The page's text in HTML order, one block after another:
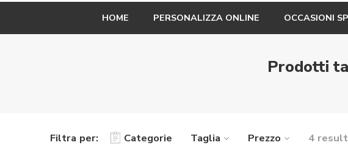
HOME PERSONALIZZA ONLINE OCCASIONI
Prodotti
Filtra per: Categorie Taglia Prezzo 4